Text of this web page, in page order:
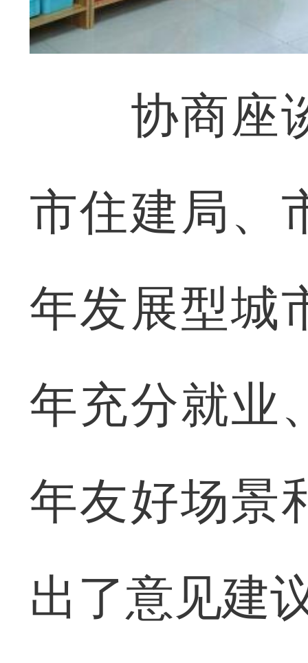
协商座谈
市住建局、
年发展型城
年充分就业
年友好场景
出了意见建